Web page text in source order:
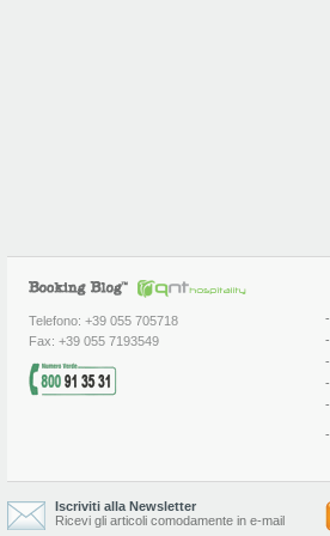
Telefono: +39 055 705718
Fax: +39 055 7193549
-
-
-
-
-
-
Iscriviti alla Newsletter
Ricevi gli articoli comodamente in e-mail